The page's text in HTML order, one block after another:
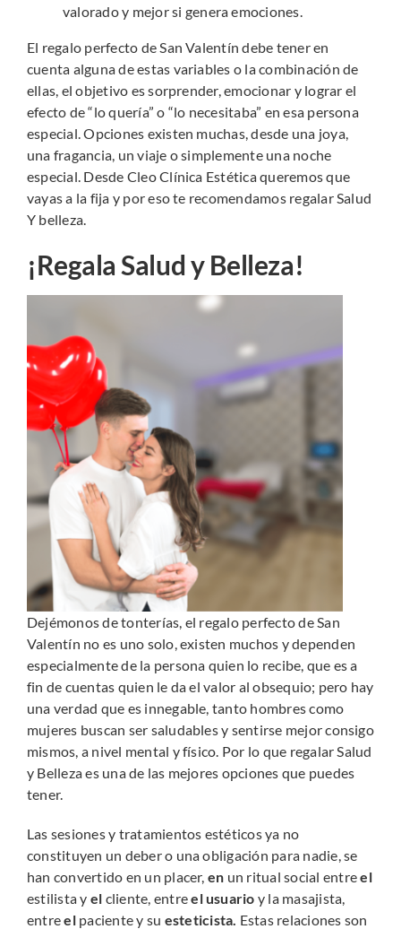
valorado y mejor si genera emociones.
El regalo perfecto de San Valentín debe tener en
cuenta alguna de estas variables o la combinación de
ellas, el objetivo es sorprender, emocionar y lograr el
efecto de “lo quería” o “lo necesitaba” en esa persona
especial. Opciones existen muchas, desde una joya,
una fragancia, un viaje o simplemente una noche
especial. Desde Cleo Clínica Estética queremos que
vayas a la fija y por eso te recomendamos regalar Salud
Y belleza.
¡Regala Salud y Belleza!
Dejémonos de tonterías, el regalo perfecto de San
Valentín no es uno solo, existen muchos y dependen
especialmente de la persona quien lo recibe, que es a
fin de cuentas quien le da el valor al obsequio; pero hay
una verdad que es innegable, tanto hombres como
mujeres buscan ser saludables y sentirse mejor consigo
mismos, a nivel mental y físico. Por lo que regalar Salud
y Belleza es una de las mejores opciones que puedes
tener.
Las sesiones y tratamientos estéticos ya no
constituyen un deber o una obligación para nadie, se
han convertido en un placer, en un ritual social entreel
estilistay el cliente, entreel usuario y la masajista,
entreel pacientey su esteticista. Estas relaciones son